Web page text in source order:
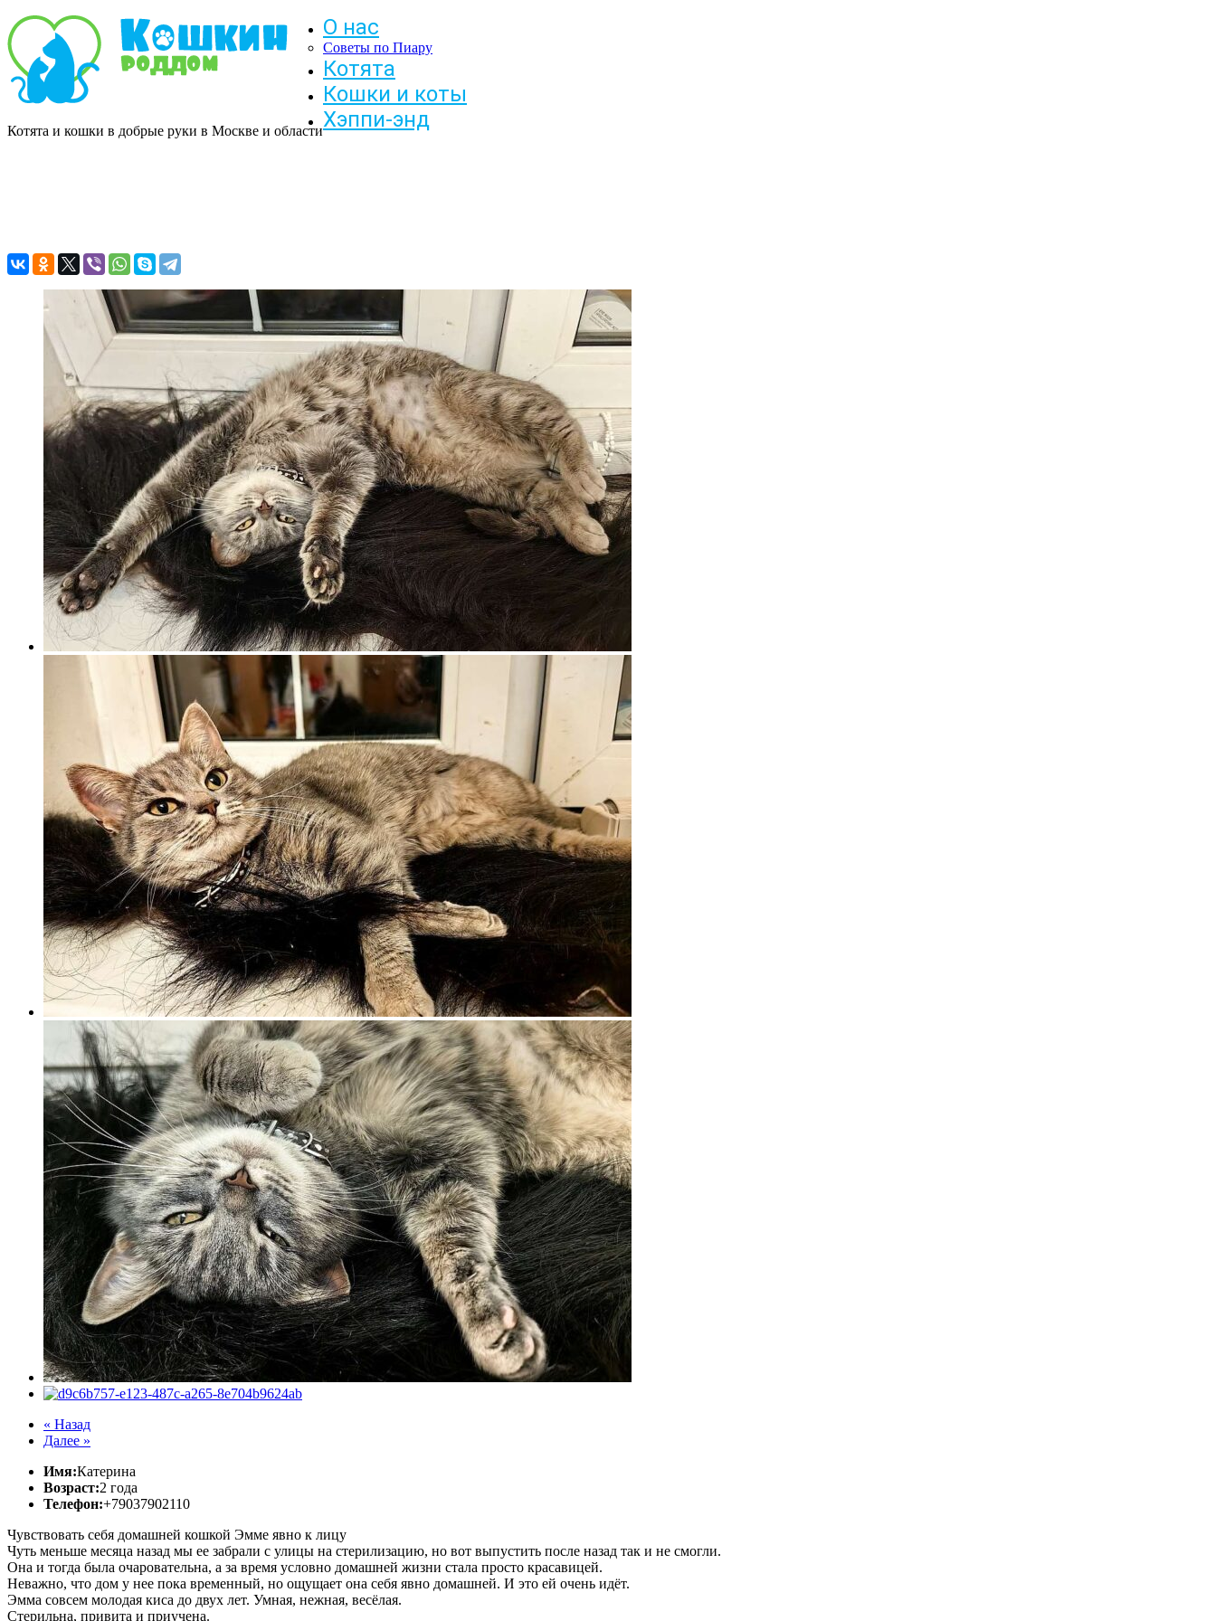
Котята и кошки в добрые руки в Москве и области
О нас
Советы по Пиару
Котята
Кошки и коты
Хэппи-энд
« Назад
Далее »
Имя:Катерина
Возраст:2 года
Телефон:+79037902110
Чувствовать себя домашней кошкой Эмме явно к лицу
Чуть меньше месяца назад мы ее забрали с улицы на стерилизацию, но вот выпустить после назад так и не смогли.
Она и тогда была очаровательна, а за время условно домашней жизни стала просто красавицей.
Неважно, что дом у нее пока временный, но ощущает она себя явно домашней. И это ей очень идёт.
Эмма совсем молодая киса до двух лет. Умная, нежная, весёлая.
Стерильна, привита и приучена.